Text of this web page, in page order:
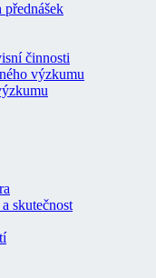
činnosti
výzkumu
skutečnost